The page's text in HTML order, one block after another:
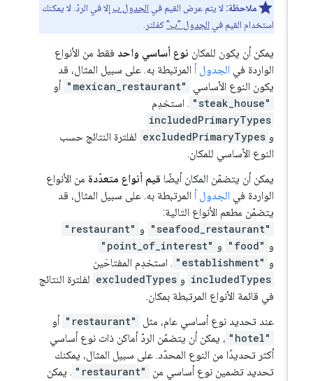
ملاحظة:لا يتم عرض القيم فيالجدول بإلا في الردّ. لا يمكنك
استخدام القيم فيالجدول "ب" كفلتر.
يمكن أن يكون للمكاننوع أساسي واحدفقط من الأنواع
الواردة في الجدول أالمرتبطة به. على سبيل المثال، قد
يكون النوع الأساسي "mexican_restaurant" أو
"steak_house" . استخدِم
includedPrimaryTypes
excludedPrimaryTypes لفلترة النتائج حسب
النوع الأساسي للمكان.
يمكن أن يتضمّن المكان أيضًاقيم أنواع متعدّدةمن الأنواع
الواردة في الجدول أالمرتبطة به. على سبيل المثال، قد
يتضمّن مطعم الأنواع التالية:
"seafood_restaurant" و "restaurant"
"food" و "point_of_interest"
"establishment" . استخدِم المفتاحَين
includedTypes و excludedTypes لفلترة النتائج
في قائمة الأنواع المرتبطة بمكان.
عند تحديد نوع أساسي عام، مثل "restaurant" أو
"hotel" ، يمكن أن يتضمّن الردّ أماكن ذات نوع أساسي
أكثر تحديدًا من النوع المحدّد. على سبيل المثال، يمكنك
تحديد تضمين نوع أساسي من "restaurant" . يمكن